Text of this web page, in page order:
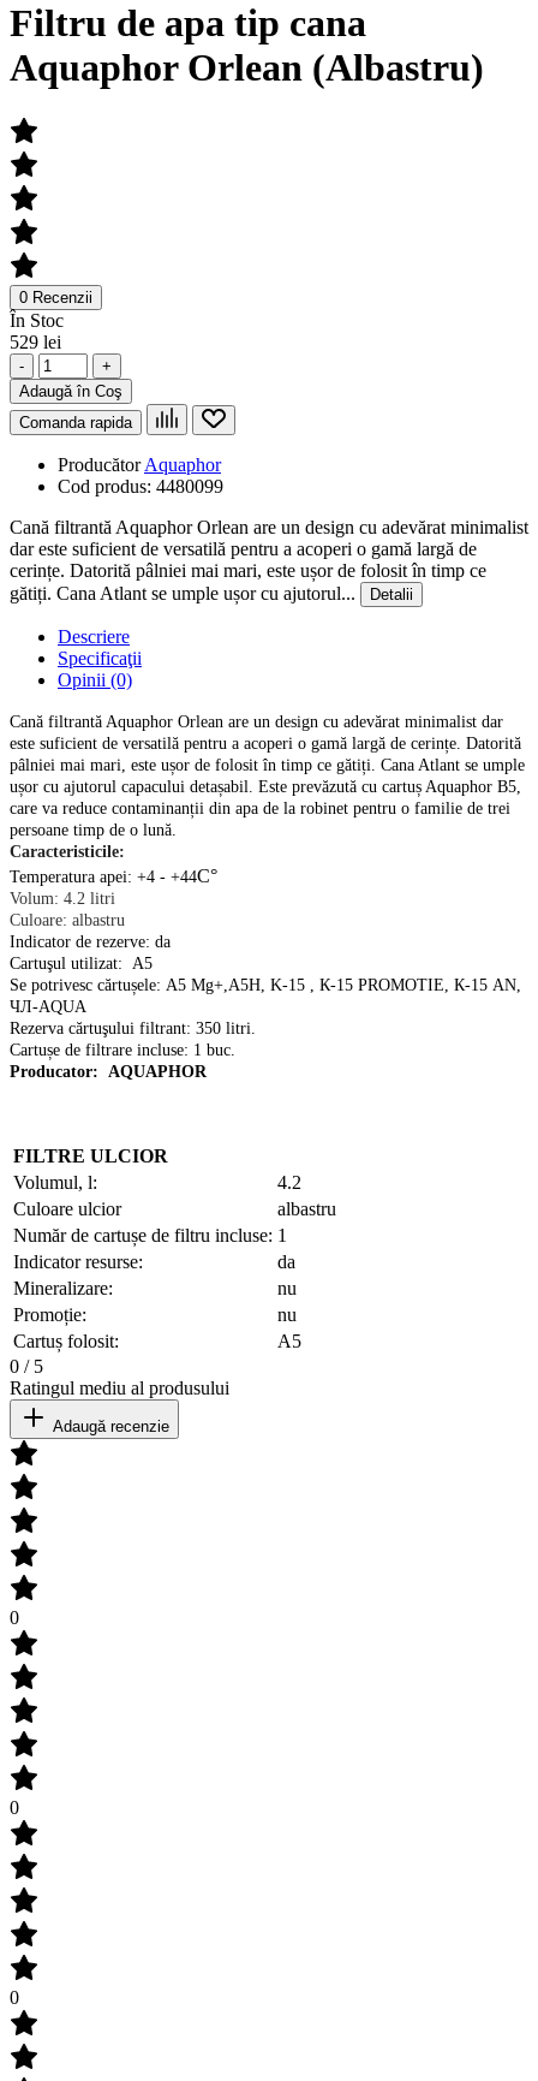
Filtru de apa tip cana
Aquaphor Orlean (Albastru)
0 Recenzii
În Stoc
529 lei
-
+
Adaugă în Coş
Comanda rapida
ProducătorAquaphor
Cod produs: 4480099
Cană filtrantă Aquaphor Orlean are un design cu adevărat minimalist
dar este suficient de versatilă pentru a acoperi o gamă largă de
cerințe. Datorită pâlniei mai mari, este ușor de folosit în timp ce
gătiți. Cana Atlant se umple ușor cu ajutorul...
Detalii
Descriere
Specificaţii
Opinii (0)
Cană filtrantă Aquaphor Orlean are un design cu adevărat minimalist dar
este suficient de versatilă pentru a acoperi o gamă largă de cerințe. Datorită
pâlniei mai mari, este ușor de folosit în timp ce gătiți. Cana Atlant se umple
ușor cu ajutorul capacului detașabil. Este prevăzută cu cartuș Aquaphor B5,
care va reduce contaminanții din apa de la robinet pentru o familie de trei
persoane timp de o lună.
Сaracteristicile:
Temperatura apei: +4 - +44С°
Volum: 4.2 litri
Сuloare: albastru
Indicator de rezerve: da
Cartuşul utilizat:
A5
Se potrivesc cărtușele: A5 Mg+,A5H, K-15 К-15 PROMOTIE, К-15 AN,
ЧЛ-AQUA
Rezerva cărtuşului filtrant: 350 litri.
Cartușe de filtrare incluse: 1 buc.
Producator:
AQUAPHOR
FILTRE ULCIOR
Volumul, l:
4.2
Culoare ulcior
albastru
Număr de cartușe de filtru incluse: 1
Indicator resurse:
da
Mineralizare:
nu
Promoție:
nu
Cartuș folosit:
A5
0 / 5
Ratingul mediu al produsului
Adaugă recenzie
0
0
0